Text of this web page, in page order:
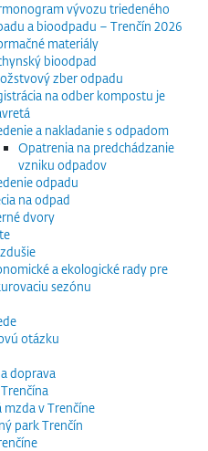
vývozu triedeného
a bioodpadu – Trenčín 2026
materiály
bioodpad
zber odpadu
na odber kompostu je
a nakladanie s odpadom
Opatrenia na predchádzanie
vzniku odpadov
odpadu
na odpad
dvory
a ekologické rady pre
sezónu
otázku
doprava
mzda v Trenčíne
park Trenčín